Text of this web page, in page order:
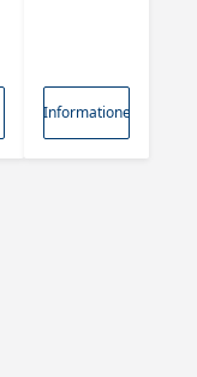
Mehr Informationen